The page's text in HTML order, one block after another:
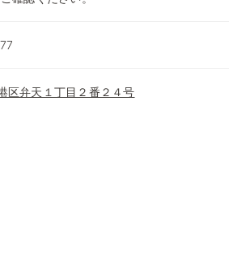
区弁天１丁目２番２４号